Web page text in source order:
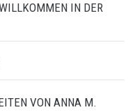
IN DER
VON ANNA M.